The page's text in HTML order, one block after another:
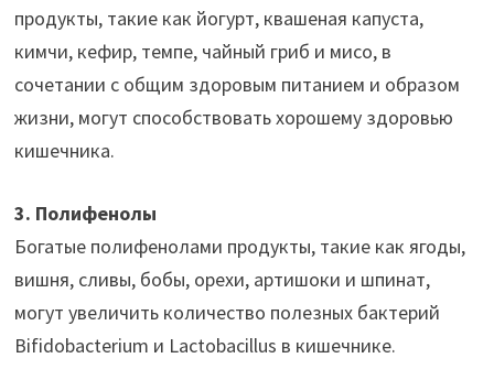
продукты, такие как йогурт, квашеная капуста,
кимчи, кефир, темпе, чайный гриб и мисо, в
сочетании с общим здоровым питанием и образом
жизни, могут способствовать хорошему здоровью
кишечника.
3. Полифенолы
Богатые полифенолами продукты, такие как ягоды,
вишня, сливы, бобы, орехи, артишоки и шпинат,
могут увеличить количество полезных бактерий
Bifidobacterium и Lactobacillus в кишечнике.